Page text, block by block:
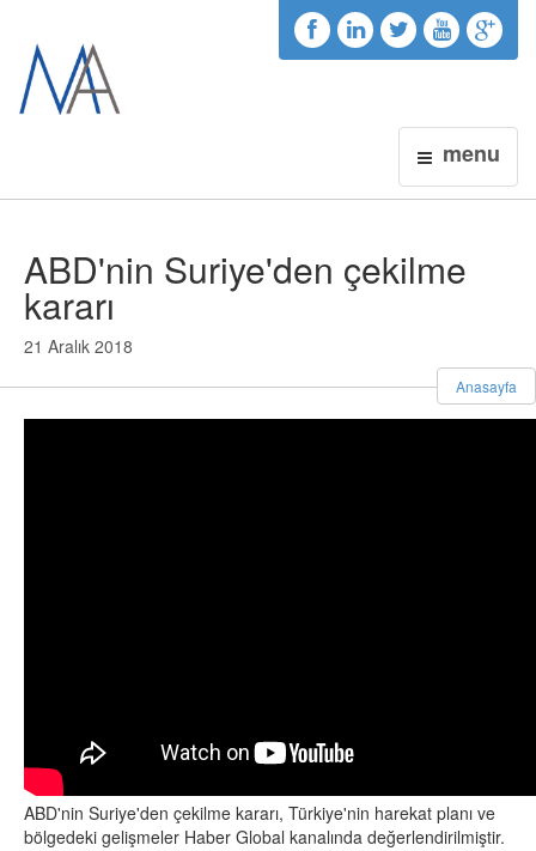
menu
ABD'nin Suriye'den çekilme
kararı
21 Aralık 2018
Anasayfa
ABD'nin Suriye'den çekilme kararı, Türkiye'nin harekat planı ve
bölgedeki gelişmeler Haber Global kanalında değerlendirilmiştir.